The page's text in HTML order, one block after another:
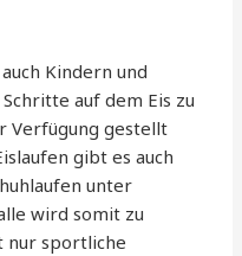
Kindern und
auf dem Eis zu
Verfügung gestellt
gibt es auch
unter
wird somit zu
nur sportliche